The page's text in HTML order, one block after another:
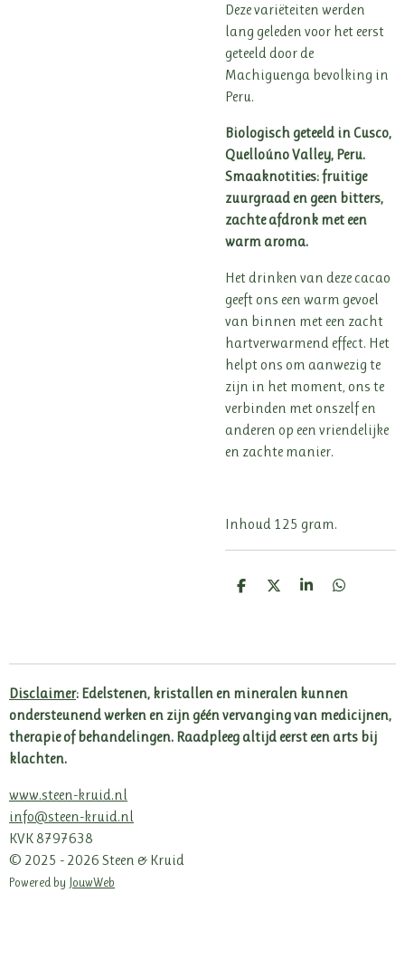
Deze variëteiten werden
lang geleden voor het eerst
geteeld door de
Machiguenga bevolking in
Peru.
Biologisch geteeld in Cusco,
Quelloúno Valley, Peru.
Smaaknotities: fruitige
zuurgraad en geen bitters,
zachte afdronk met een
warm aroma.
Het drinken van deze cacao
geeft ons een warm gevoel
van binnen met een zacht
hartverwarmend effect. Het
helpt ons om aanwezig te
zijn in het moment, ons te
verbinden met onszelf en
anderen op een vriendelijke
en zachte manier.
Inhoud 125 gram.
D
D
S
D
Disclaimer: Edelstenen, kristallen en mineralen kunnen
ondersteunend werken en zijn géén vervanging van medicijnen,
therapie of behandelingen. Raadpleeg altijd eerst een arts bij
klachten.
www.steen-kruid.nl
info@steen-kruid.nl
KVK 8797638
© 2025 - 2026 Steen & Kruid
Powered by JouwWeb